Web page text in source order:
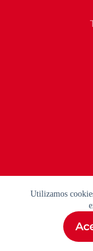
Utilizamos